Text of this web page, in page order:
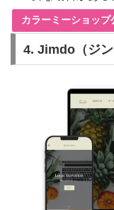
カラーミーショッ
4. Jimdo（ジン